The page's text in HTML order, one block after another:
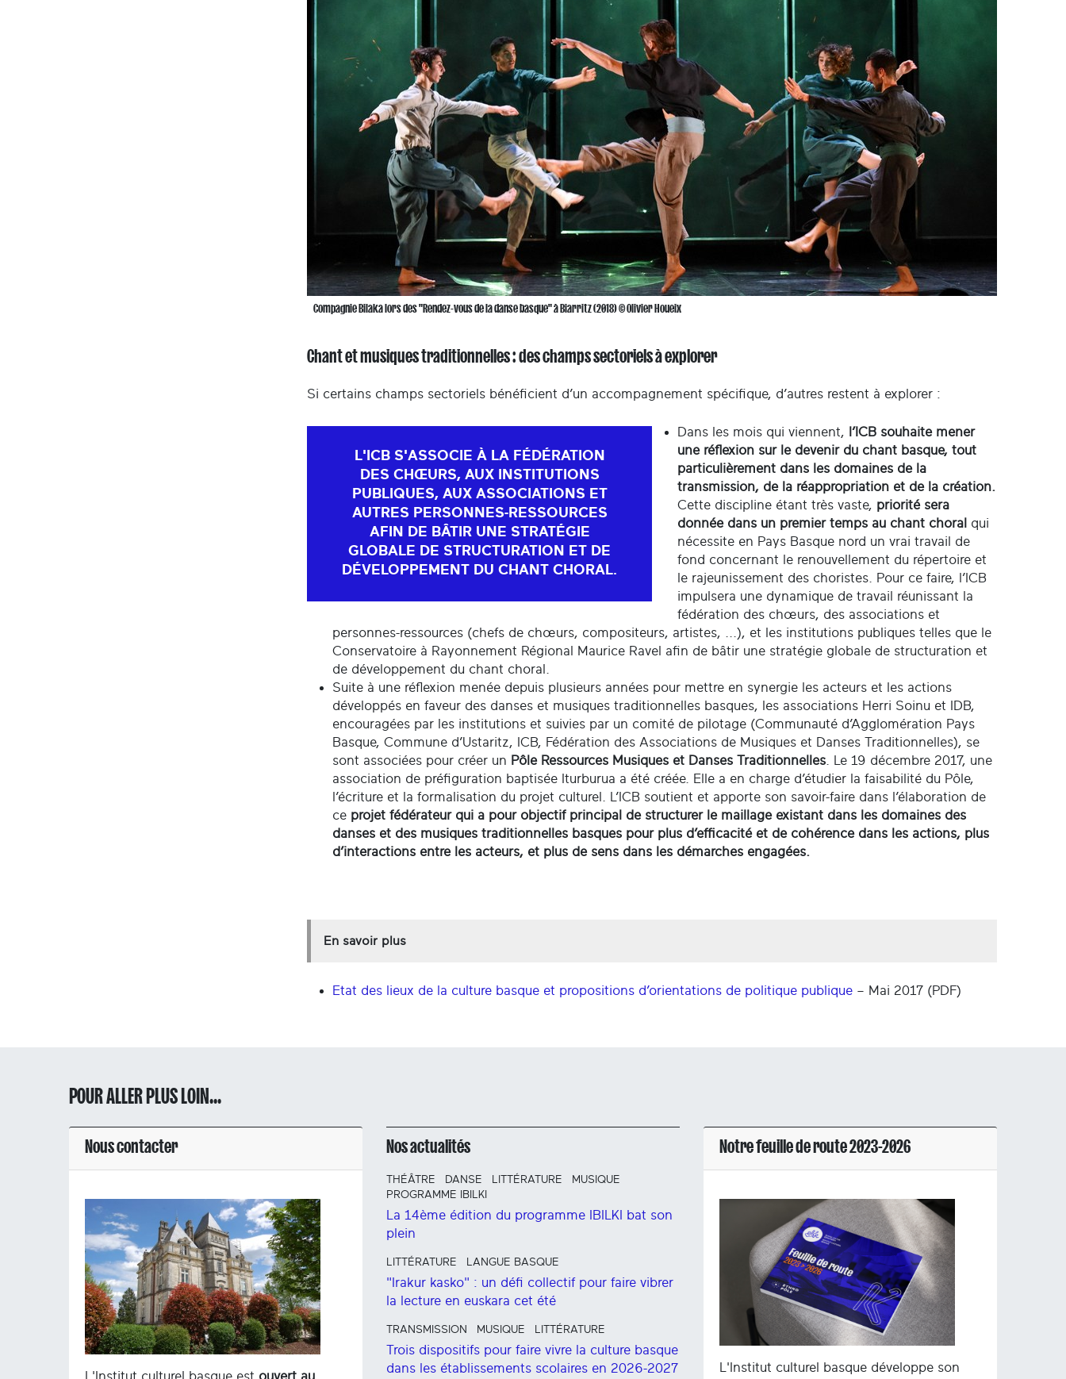
Compagnie Bilaka lors des "Rendez-vous de la danse basque" à Biarritz (2018) © Olivier Houeix
Chant et musiques traditionnelles : des champs sectoriels à explorer
Si certains champs sectoriels bénéficient d’un accompagnement spécifique, d’autres restent à explorer :
L'ICB S'ASSOCIE À LA FÉDÉRATION
DES CHŒURS, AUX INSTITUTIONS
PUBLIQUES, AUX ASSOCIATIONS ET
AUTRES PERSONNES-RESSOURCES
AFIN DE BÂTIR UNE STRATÉGIE
GLOBALE DE STRUCTURATION ET DE
DÉVELOPPEMENT DU CHANT CHORAL.
Dans les mois qui viennent, l’ICB souhaite mener
une réflexion sur le devenir du chant basque, tout
particulièrement dans les domaines de la
transmission, de la réappropriation et de la création.
Cette discipline étant très vaste, priorité sera
donnée dans un premier temps au chant choral qui
nécessite en Pays Basque nord un vrai travail de
fond concernant le renouvellement du répertoire et
le rajeunissement des choristes. Pour ce faire, l’ICB
impulsera une dynamique de travail réunissant la
fédération des chœurs, des associations et
personnes-ressources (chefs de chœurs, compositeurs, artistes, ...), et les institutions publiques telles que le
Conservatoire à Rayonnement Régional Maurice Ravel afin de bâtir une stratégie globale de structuration et
de développement du chant choral.
Suite à une réflexion menée depuis plusieurs années pour mettre en synergie les acteurs et les actions
développés en faveur des danses et musiques traditionnelles basques, les associations Herri Soinu et IDB,
encouragées par les institutions et suivies par un comité de pilotage (Communauté d’Agglomération Pays
Basque, Commune d’Ustaritz, ICB, Fédération des Associations de Musiques et Danses Traditionnelles), se
sont associées pour créer un Pôle Ressources Musiques et Danses Traditionnelles . Le 19 décembre 2017, une
association de préfiguration baptisée Iturburua a été créée. Elle a en charge d’étudier la faisabilité du Pôle,
l’écriture et la formalisation du projet culturel. L’ICB soutient et apporte son savoir-faire dans l’élaboration de
ce projet fédérateur qui a pour objectif principal de structurer le maillage existant dans les domaines des
danses et des musiques traditionnelles basques pour plus d’efficacité et de cohérence dans les actions, plus
d’interactions entre les acteurs, et plus de sens dans les démarches engagées.
En savoir plus
Etat des lieux de la culture basque et propositions d’orientations de politique publique – Mai 2017 (PDF)
POUR ALLER PLUS LOIN...
Nous contacter Nos actualités
THÉÂTRE DANSE LITTÉRATURE
MUSIQUE
PROGRAMME IBILKI
La 14ème édition du programme IBILKI bat son
plein
LITTÉRATURE LANGUE BASQUE
"Irakur kasko" : un défi collectif pour faire vibrer
la lecture en euskara cet été
TRANSMISSION MUSIQUE LITTÉRATURE
Trois dispositifs pour faire vivre la culture basque
dans les établissements scolaires en 2026-2027
Notre feuille de route 2023-2026
L'Institut culturel basque développe son